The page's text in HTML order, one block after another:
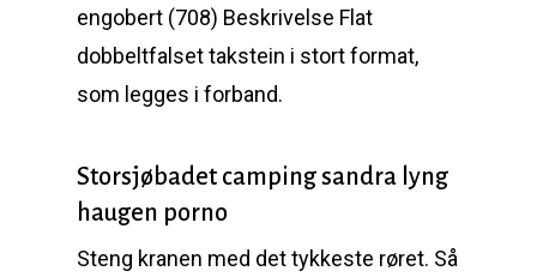
engobert (708) Beskrivelse Flat
dobbeltfalset takstein i stort format,
som legges i forband.
Storsjøbadet camping sandra lyng
haugen porno
Steng kranen med det tykkeste røret. Så